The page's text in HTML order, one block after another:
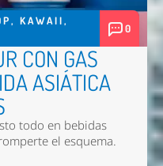
, KAWAII,
0
CON GAS
ASIÁTICA
todo en bebidas
el esquema.